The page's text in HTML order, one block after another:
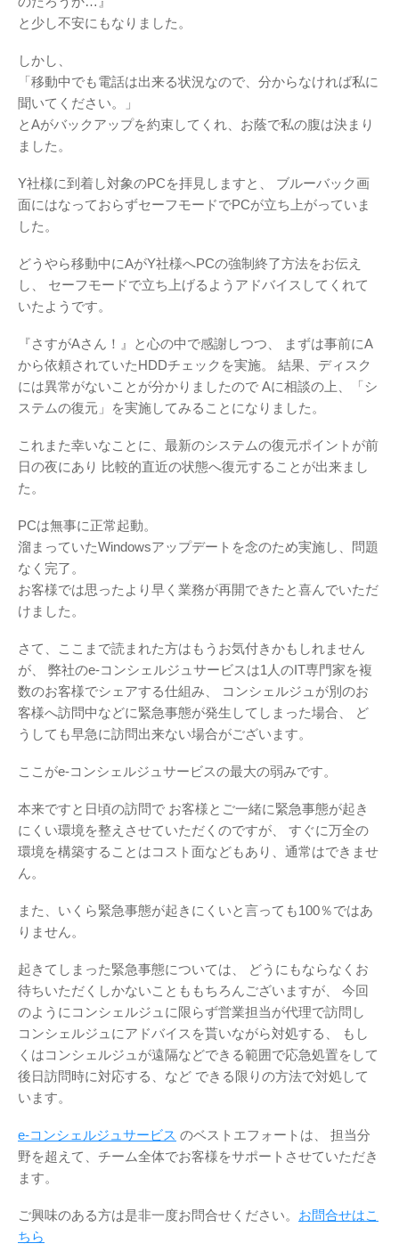
と少し不安にもなりました。
しかし、
「移動中でも電話は出来る状況なので、分からなければ私に
聞いてください。」
とAがバックアップを約束してくれ、お蔭で私の腹は決まり
ました。
Y社様に到着し対象のPCを拝見しますと、
ブルーバック画
面にはなっておらずセーフモードでPCが立ち上がっていま
した。
どうやら移動中にAがY社様へPCの強制終了方法をお伝え
し、
セーフモードで立ち上げるようアドバイスしてくれて
いたようです。
『さすがAさん！』と心の中で感謝しつつ、
まずは事前にA
から依頼されていたHDDチェックを実施。
結果、ディスク
には異常がないことが分かりましたので Aに相談の上、「シ
ステムの復元」を実施してみることになりました。
これまた幸いなことに、最新のシステムの復元ポイントが前
日の夜にあり 比較的直近の状態へ復元することが出来まし
た。
PCは無事に正常起動。
溜まっていたWindowsアップデートを念のため実施し、問題
なく完了。
お客様では思ったより早く業務が再開できたと喜んでいただ
けました。
さて、ここまで読まれた方はもうお気付きかもしれません
が、
弊社のe-コンシェルジュサービスは1人のIT専門家を複
数のお客様でシェアする仕組み、
コンシェルジュが別のお
客様へ訪問中などに緊急事態が発生してしまった場合、
ど
うしても早急に訪問出来ない場合がございます。
ここがe-コンシェルジュサービスの最大の弱みです。
本来ですと日頃の訪問で お客様とご一緒に緊急事態が起き
にくい環境を整えさせていただくのですが、
すぐに万全の
環境を構築することはコスト面などもあり、通常はできませ
ん。
また、いくら緊急事態が起きにくいと言っても100％ではあ
りません。
起きてしまった緊急事態については、
どうにもならなくお
待ちいただくしかないことももちろんございますが、
今回
のようにコンシェルジュに限らず営業担当が代理で訪問し
コンシェルジュにアドバイスを貰いながら対処する、
もし
くはコンシェルジュが遠隔などできる範囲で応急処置をして
後日訪問時に対応する、など できる限りの方法で対処して
います。
e-コンシェルジュサービス のベストエフォートは、
担当分
野を超えて、チーム全体でお客様をサポートさせていただき
ます。
ご興味のある方は是非一度お問合せください。 お問合せはこ
ちら